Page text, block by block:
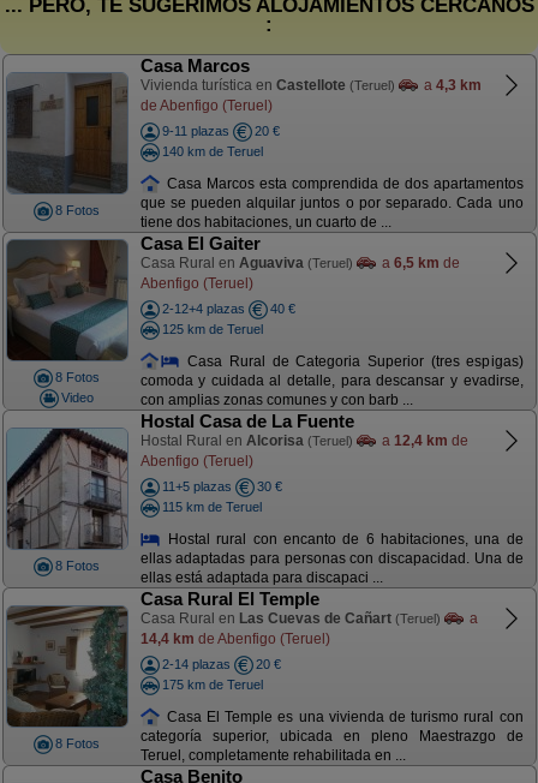
... PERO, TE SUGERIMOS ALOJAMIENTOS CERCANOS
:
8 Fotos
Casa Marcos
Vivienda turística en Castellote (Teruel) a 4,3 km
de Abenfigo (Teruel)
9-11 plazas
20 €
140 km de Teruel
Casa Marcos esta comprendida de dos apartamentos
que se pueden alquilar juntos o por separado. Cada uno
tiene dos habitaciones, un cuarto de ...
8 Fotos
Video
Casa El Gaiter
Casa Rural en Aguaviva (Teruel) a 6,5 km de
Abenfigo (Teruel)
2-12+4 plazas
40 €
125 km de Teruel
Casa Rural de Categoria Superior (tres espigas)
comoda y cuidada al detalle, para descansar y evadirse,
con amplias zonas comunes y con barb ...
8 Fotos
Hostal Casa de La Fuente
Hostal Rural en Alcorisa (Teruel) a 12,4 km de
Abenfigo (Teruel)
11+5 plazas
30 €
115 km de Teruel
Hostal rural con encanto de 6 habitaciones, una de
ellas adaptadas para personas con discapacidad. Una de
ellas está adaptada para discapaci ...
8 Fotos
Casa Rural El Temple
Casa Rural en Las Cuevas de Cañart (Teruel)
a
14,4 km de Abenfigo (Teruel)
2-14 plazas
20 €
175 km de Teruel
Casa El Temple es una vivienda de turismo rural con
categoría superior, ubicada en pleno Maestrazgo de
Teruel, completamente rehabilitada en ...
Casa Benito